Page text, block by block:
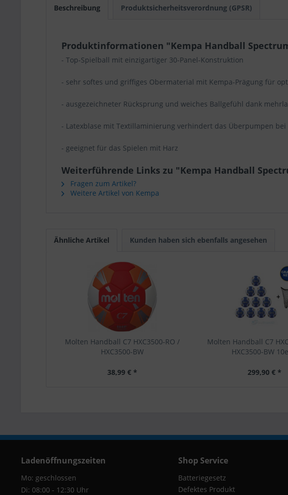
Beschreibung Produktsicherheitsverordnung (GPSR)
Produktinformationen "Kempa Handball
- Top-Spielball mit einzigartiger 30-Panel-Konstruktion
- sehr softes und griffiges Obermaterial mit Kempa-Prägung für
- ausgezeichneter Rücksprung und weiches Ballgefühl dank
- Latexblase mit Textillaminierung verhindert das Überpumpen
- geeignet für das Spielen mit Harz
Weiterführende Links zu "Kempa Handball
Fragen zum Artikel?
Weitere Artikel von Kempa
Ähnliche Artikel Kunden haben sich ebenfalls angesehen
Molten Handball C7 HXC3500-RO /
HXC3500-BW
38,99 € *
Molten Handball C7
HXC3500-BW
299,90 € *
Ladenöffnungszeiten
Mo: geschlossen
Di: 08:00 - 12:30 Uhr
Shop Service
Batteriegesetz
Defektes Produkt